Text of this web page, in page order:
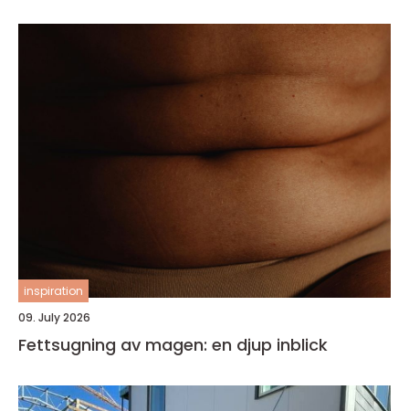
inspiration
09. July 2026
Fettsugning av magen: en djup inblick